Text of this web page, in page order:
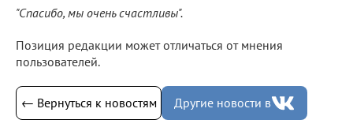
"Спасибо, мы очень счастливы".
Позиция редакции может отличаться от мнения
пользователей.
← Вернуться к новостям Другие новости в